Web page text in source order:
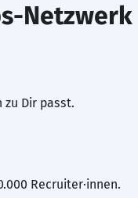
Netzwerk
zu Dir passt.
Recruiter·innen.